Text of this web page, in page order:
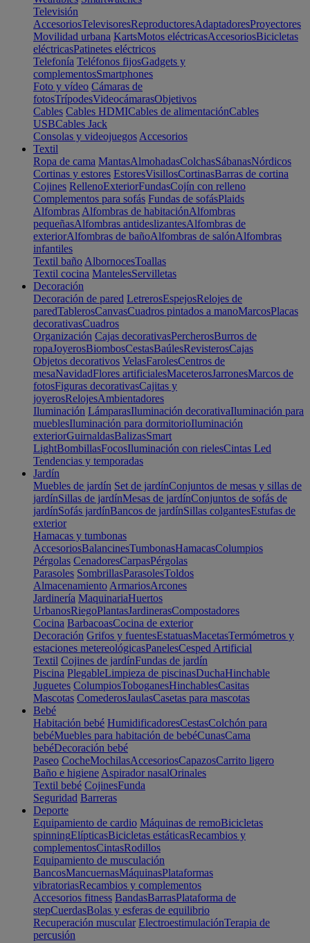
Televisión
AccesoriosTelevisoresReproductoresAdaptadoresProyectores
Movilidad urbana KartsMotos eléctricasAccesoriosBicicletas
eléctricasPatinetes eléctricos
Telefonía Teléfonos fijosGadgets y
complementosSmartphones
Foto y vídeo Cámaras de
fotosTrípodesVideocámarasObjetivos
Cables Cables HDMICables de alimentaciónCables
USBCables Jack
Consolas y videojuegos Accesorios
Textil
Ropa de cama MantasAlmohadasColchasSábanasNórdicos
Cortinas y estores EstoresVisillosCortinasBarras de cortina
Cojines RellenoExteriorFundasCojín con relleno
Complementos para sofás Fundas de sofásPlaids
Alfombras Alfombras de habitaciónAlfombras
pequeñasAlfombras antideslizantesAlfombras de
exteriorAlfombras de bañoAlfombras de salónAlfombras
infantiles
Textil baño AlbornocesToallas
Textil cocina MantelesServilletas
Decoración
Decoración de pared LetrerosEspejosRelojes de
paredTablerosCanvasCuadros pintados a manoMarcosPlacas
decorativasCuadros
Organización Cajas decorativasPercherosBurros de
ropaJoyerosBiombosCestasBaúlesRevisterosCajas
Objetos decorativos VelasFarolesCentros de
mesaNavidadFlores artificialesMaceterosJarronesMarcos de
fotosFiguras decorativasCajitas y
joyerosRelojesAmbientadores
Iluminación LámparasIluminación decorativaIluminación para
mueblesIluminación para dormitorioIluminación
exteriorGuirnaldasBalizasSmart
LightBombillasFocosIluminación con rielesCintas Led
Tendencias y temporadas
Jardín
Muebles de jardín Set de jardínConjuntos de mesas y sillas de
jardínSillas de jardínMesas de jardínConjuntos de sofás de
jardínSofás jardínBancos de jardínSillas colgantesEstufas de
exterior
Hamacas y tumbonas
AccesoriosBalancinesTumbonasHamacasColumpios
Pérgolas CenadoresCarpasPérgolas
Parasoles SombrillasParasolesToldos
Almacenamiento ArmariosArcones
Jardinería MaquinariaHuertos
UrbanosRiegoPlantasJardinerasCompostadores
Cocina BarbacoasCocina de exterior
Decoración Grifos y fuentesEstatuasMacetasTermómetros y
estaciones metereológicasPanelesCesped Artificial
Textil Cojines de jardínFundas de jardín
Piscina PlegableLimpieza de piscinasDuchaHinchable
Juguetes ColumpiosToboganesHinchablesCasitas
Mascotas ComederosJaulasCasetas para mascotas
Bebé
Habitación bebé HumidificadoresCestasColchón para
bebéMuebles para habitación de bebéCunasCama
bebéDecoración bebé
Paseo CocheMochilasAccesoriosCapazosCarrito ligero
Baño e higiene Aspirador nasalOrinales
Textil bebé CojinesFunda
Seguridad Barreras
Deporte
Equipamiento de cardio Máquinas de remoBicicletas
spinningElípticasBicicletas estáticasRecambios y
complementosCintasRodillos
Equipamiento de musculación
BancosMancuernasMáquinasPlataformas
vibratoriasRecambios y complementos
Accesorios fitness BandasBarrasPlataforma de
stepCuerdasBolas y esferas de equilibrio
Recuperación muscular ElectroestimulaciónTerapia de
percusión